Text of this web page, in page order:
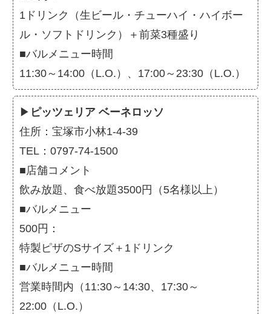
1ドリンク（生ビール・チューハイ・ハイボー
ル・ソフトドリンク）＋前菜3種盛り
■バルメニュー時間
11:30～14:00（L.O.）、17:00～23:30（L.O.）
▶ ピッツェリア ベーネロッソ
住所：宝塚市小林1-4-39
TEL：0797-74-1500
■店舗コメント
飲み放題、食べ放題3500円（5名様以上）
■バルメニュー
500円：
特製ピザのSサイズ＋1ドリンク
■バルメニュー時間
営業時間内（11:30～14:30、17:30～
22:00（L.O.）